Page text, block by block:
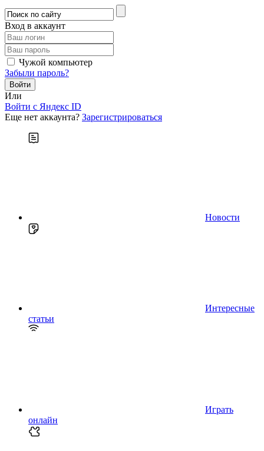
Вход в аккаунт
Чужой компьютер
Забыли пароль?
Или
Войти c Яндекс ID
Еще нет аккаунта? Зарегистрироваться
Новости
Интересные
статьи
Играть
онлайн